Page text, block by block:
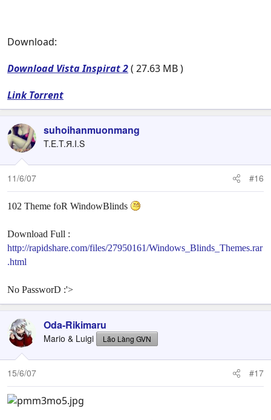
Download:
Download Vista Inspirat 2( 27.63 MB )
Link Torrent
suhoihanmuonmang
T.E.T.Я.I.S
11/6/07 #16
102 Theme foR WindowBlinds
Download Full :
http://rapidshare.com/files/27950161/Windows_Blinds_Themes.rar
.html
No PassworD :'>
Oda-Rikimaru
Mario & Luigi Lão Làng GVN
15/6/07 #17